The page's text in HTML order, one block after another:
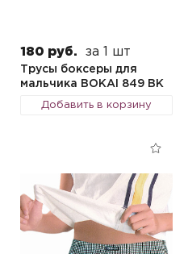
180 руб. за 1 шт
Трусы боксеры для
мальчика BOKAI 849 BK
Добавить в корзину